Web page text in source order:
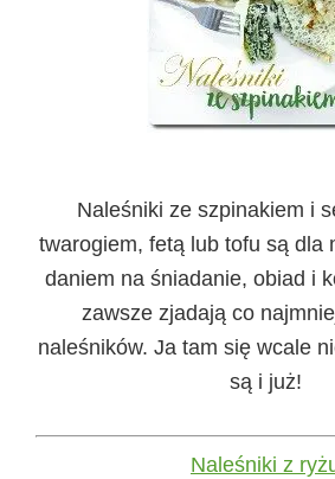
Naleśniki ze szpinakiem i
twarogiem, fetą lub tofu są dla
daniem na śniadanie, obiad i
zawsze zjadają co
naleśników. Ja tam się wcale
są i już!
Naleśniki z